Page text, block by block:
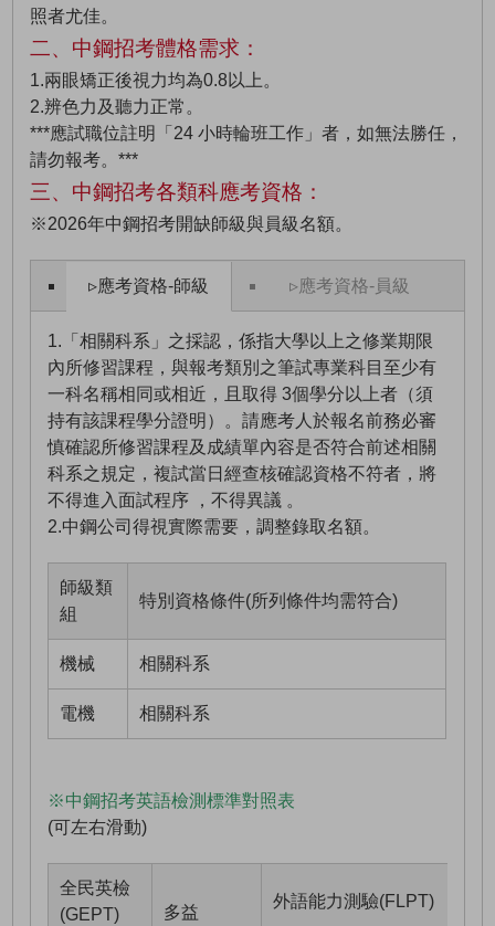
照者尤佳。
二、中鋼招考體格需求：
1.兩眼矯正後視力均為0.8以上。
2.辨色力及聽力正常。
***應試職位註明「24 小時輪班工作」者，如無法勝任，
請勿報考。***
三、中鋼招考各類科應考資格：
※2026年中鋼招考開缺師級與員級名額。
▹應考資格-師級 ▹應考資格-員級
1.「相關科系」之採認，係指大學以上之修業期限
內所修習課程，與報考類別之筆試專業科目至少有
一科名稱相同或相近，且取得 3個學分以上者（須
持有該課程學分證明）。請應考人於報名前務必審
慎確認所修習課程及成績單內容是否符合前述相關
科系之規定，複試當日經查核確認資格不符者，將
不得進入面試程序 ，不得異議 。
2.中鋼公司得視實際需要，調整錄取名額。
師級類
組
特別資格條件(所列條件均需符合)
機械 相關科系
電機 相關科系
※中鋼招考英語檢測標準對照表
(可左右滑動)
全民英檢
(GEPT)
多益
外語能力測驗(FLPT)